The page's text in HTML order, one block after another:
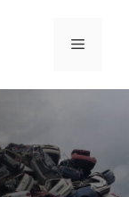
MENU